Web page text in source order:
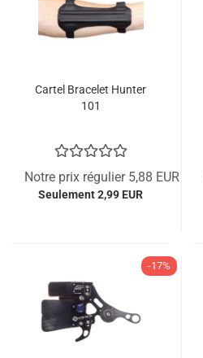
Cartel Bracelet Hunter
101
Notre prix régulier 5,88 EUR
Seulement 2,99 EUR
-17%